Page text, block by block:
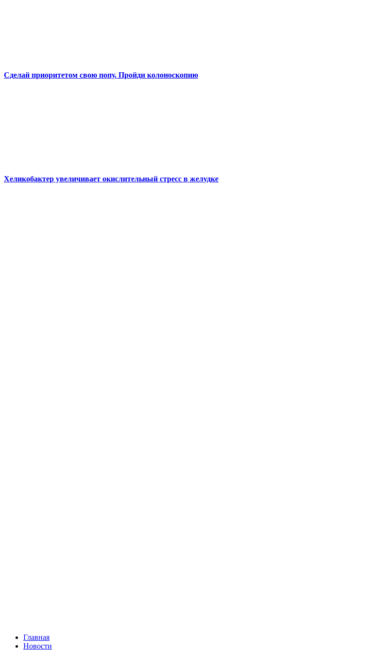
Сделай приоритетом свою попу. Пройди колоноскопию
Хеликобактер увеличивает окислительный стресс в желудке
Главная
Новости